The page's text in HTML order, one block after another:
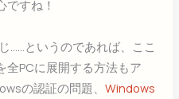
ですね！
……というのであれば、ここ
全PCに展開する方法もア
の認証の問題、Windows